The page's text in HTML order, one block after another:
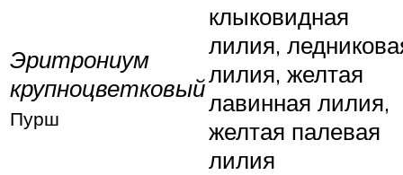
Эритрониум
крупноцветковый
Пурш
клыковидная
лилия,
лилия, желтая
лавинная лилия,
желтая палевая
лилия